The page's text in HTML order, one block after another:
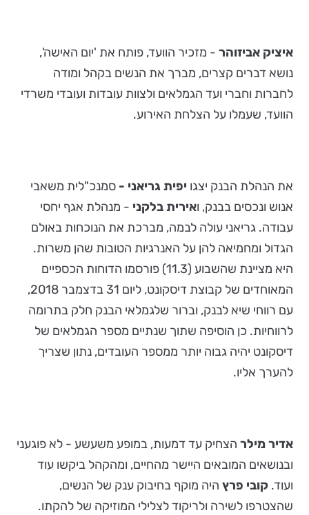
איציק אביזוהר - מזכיר הוועד, פותח את 'יום האישה',
נושא דברים קצרים, מברך את הנשים בקהל ומודה
לחברות וחברי ועד הגמלאים ולצוות עובדות ועובדי משרדי
הוועד, שעמלו על הצלחת האירוע.
את הנהלת הבנק יצגו יפית גריאני - סמנכ"לית משאבי
אנוש ונכסים בבנק, ואירית בלקני - מנהלת אגף יחסי
עבודה. גריאני עולה לבמה, מברכת את הנוכחות באולם
הגדול ומחמיאה להן על האנרגיות הטובות שהן משרות.
היא מציינת שהשבוע (11.3) פורסמו הדוחות הכספיים
המאוחדים של קבוצת דיסקונט, ליום 31 בדצמבר 2018,
עם רווחי שיא לבנק, וברור שלגמלאי הבנק חלק בתרומה
לרווחיות. כן הוסיפה שתוך שנתיים מספר הגמלאים של
דיסקונט יהיה גבוה יותר ממספר העובדים, נתון שצריך
להערך אליו.
אדיר מילר הצחיק עד דמעות, במופע משעשע - לא פוגעני
ובנושאים המובאים היישר מהחיים, ומהקהל ביקשו עוד
ועוד. קובי פרץ היה מוקף בחיבוק ענק של הנשים,
שהצטרפו לשירה ולריקוד לצלילי המוזיקה של להקתו.